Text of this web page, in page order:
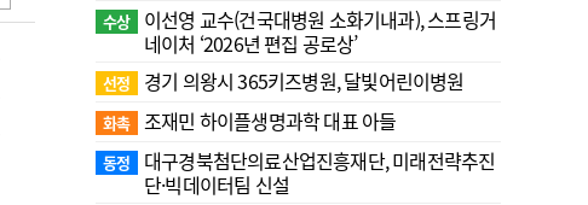
수상
이선영 교수(건국대병원 소화기내과), 스프링거
네이처 ‘2026년 편집 공로상’
선정 경기 의왕시 365키즈병원, 달빛어린이병원
화촉 조재민 하이플생명과학 대표 아들
동정
대구경북첨단의료산업진흥재단, 미래전략추진
단·빅데이터팀 신설